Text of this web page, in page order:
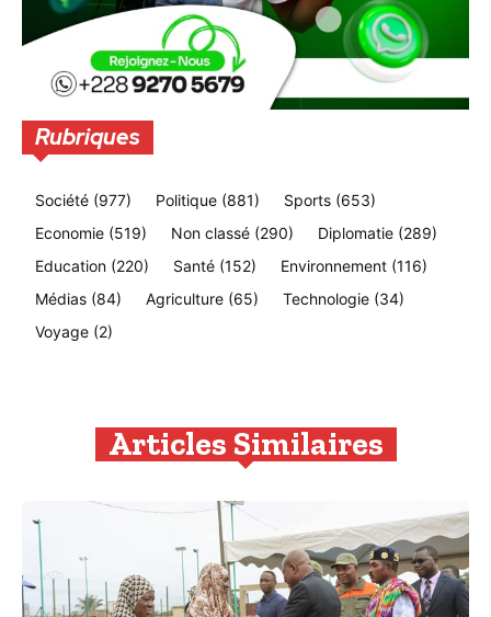
Rubriques
Société (977) Politique (881) Sports (653)
Economie (519) Non classé (290) Diplomatie (289)
Education (220) Santé (152) Environnement (116)
Médias (84) Agriculture (65) Technologie (34)
Voyage (2)
Articles Similaires